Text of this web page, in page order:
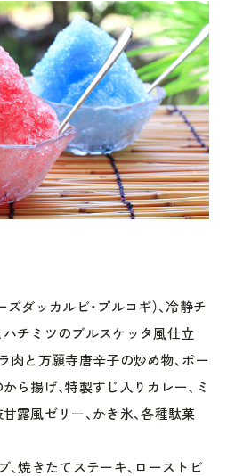
ダッカルビ・プルコギ）、冷静チ
ハチミツのブルスケッタ風仕立
肉と万願寺唐辛子の炒め物、ポー
ら揚げ、特製すじ入りカレー、ミ
露風ゼリー、かき氷、各種駄菓
、焼きたてステーキ、ローストビ